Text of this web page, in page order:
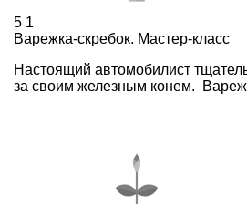
5 1
Варежка-скребок. Мастер-класс
Настоящий автомобилист
за своим железным конем.